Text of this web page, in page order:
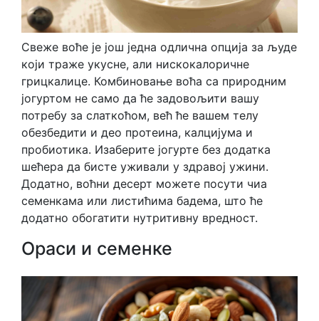
Свеже воће је још једна одлична опција за људе
који траже укусне, али нискокалоричне
грицкалице. Комбиновање воћа са природним
јогуртом не само да ће задовољити вашу
потребу за слаткоћом, већ ће вашем телу
обезбедити и део протеина, калцијума и
пробиотика. Изаберите јогурте без додатка
шећера да бисте уживали у здравој ужини.
Додатно, воћни десерт можете посути чиа
семенкама или листићима бадема, што ће
додатно обогатити нутритивну вредност.
Ораси и семенке